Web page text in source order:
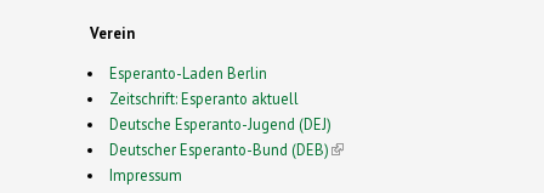
Verein
Esperanto-Laden Berlin
Zeitschrift: Esperanto aktuell
Deutsche Esperanto-Jugend (DEJ)
Deutscher Esperanto-Bund (DEB)(link is external)
Impressum